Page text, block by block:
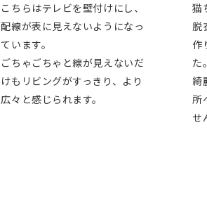
こちらはテレビを壁付けにし、
配線が表に見えないようになっ
ています。
ごちゃごちゃと線が見えないだ
けもリビングがすっきり、より
広々と感じられます。
猫
脱
作
た
綺
所
せ